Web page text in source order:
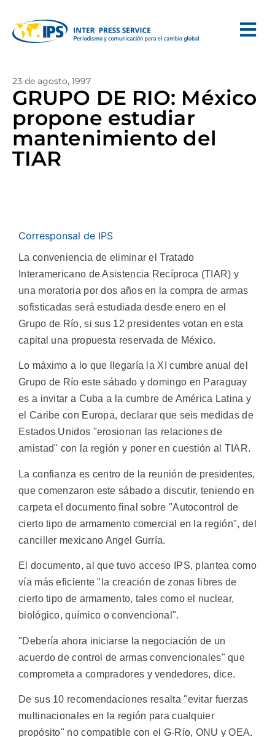
23 de agosto, 1997
GRUPO DE RIO: México
propone estudiar
mantenimiento del
TIAR
Corresponsal de IPS
La conveniencia de eliminar el Tratado
Interamericano de Asistencia Recíproca (TIAR) y
una moratoria por dos años en la compra de armas
sofisticadas será estudiada desde enero en el
Grupo de Río, si sus 12 presidentes votan en esta
capital una propuesta reservada de México.
Lo máximo a lo que llegaría la XI cumbre anual del
Grupo de Río este sábado y domingo en Paraguay
es a invitar a Cuba a la cumbre de América Latina y
el Caribe con Europa, declarar que seis medidas de
Estados Unidos "erosionan las relaciones de
amistad" con la región y poner en cuestión al TIAR.
La confianza es centro de la reunión de presidentes,
que comenzaron este sábado a discutir, teniendo en
carpeta el documento final sobre "Autocontrol de
cierto tipo de armamento comercial en la región", del
canciller mexicano Angel Gurría.
El documento, al que tuvo acceso IPS, plantea como
vía más eficiente "la creación de zonas libres de
cierto tipo de armamento, tales como el nuclear,
biológico, químico o convencional".
"Debería ahora iniciarse la negociación de un
acuerdo de control de armas convencionales" que
comprometa a compradores y vendedores, dice.
De sus 10 recomendaciones resalta "evitar fuerzas
multinacionales en la región para cualquier
propósito" no compatible con el G-Río, ONU y OEA.